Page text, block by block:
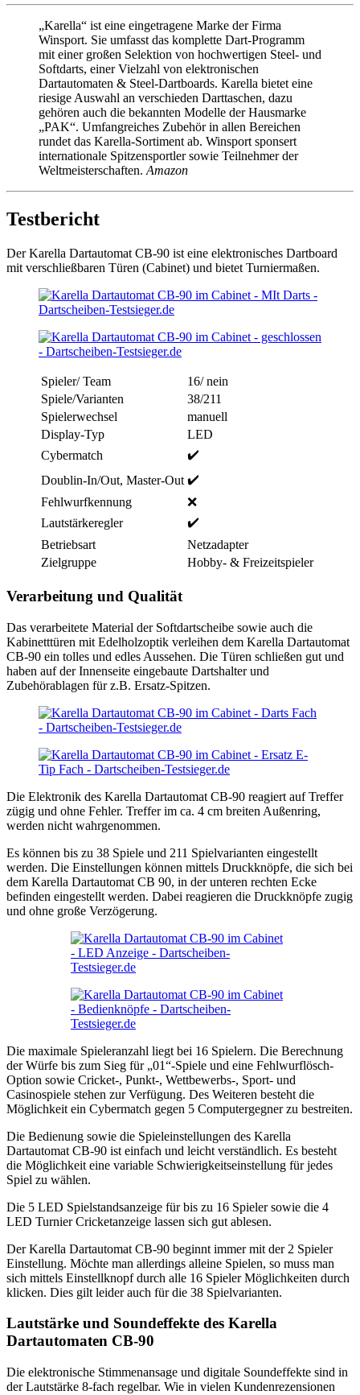
„Karella“ ist eine eingetragene Marke der Firma
Winsport. Sie umfasst das komplette Dart-Programm
mit einer großen Selektion von hochwertigen Steel- und
Softdarts, einer Vielzahl von elektronischen
Dartautomaten & Steel-Dartboards. Karella bietet eine
riesige Auswahl an verschieden Darttaschen, dazu
gehören auch die bekannten Modelle der Hausmarke
„PAK“. Umfangreiches Zubehör in allen Bereichen
rundet das Karella-Sortiment ab. Winsport sponsert
internationale Spitzensportler sowie Teilnehmer der
Weltmeisterschaften. Amazon
Testbericht
Der Karella Dartautomat CB-90 ist eine elektronisches Dartboard
mit verschließbaren Türen (Cabinet) und bietet Turniermaßen.
Spieler/ Team
16/ nein
Spiele/Varianten
38/211
Spielerwechsel
manuell
Display-Typ
LED
Cybermatch
✔️
Doublin-In/Out, Master-Out ✔️
Fehlwurfkennung
❌
Lautstärkeregler
✔️
Betriebsart
Netzadapter
Zielgruppe
Hobby- & Freizeitspieler
Verarbeitung und Qualität
Das verarbeitete Material der Softdartscheibe sowie auch die
Kabinetttüren mit Edelholzoptik verleihen dem Karella Dartautomat
CB-90 ein tolles und edles Aussehen. Die Türen schließen gut und
haben auf der Innenseite eingebaute Dartshalter und
Zubehörablagen für z.B. Ersatz-Spitzen.
Die Elektronik des Karella Dartautomat CB-90 reagiert auf Treffer
zügig und ohne Fehler. Treffer im ca. 4 cm breiten Außenring,
werden nicht wahrgenommen.
Es können bis zu 38 Spiele und 211 Spielvarianten eingestellt
werden. Die Einstellungen können mittels Druckknöpfe, die sich bei
dem Karella Dartautomat CB 90, in der unteren rechten Ecke
befinden eingestellt werden. Dabei reagieren die Druckknöpfe zugig
und ohne große Verzögerung.
Die maximale Spieleranzahl liegt bei 16 Spielern. Die Berechnung
der Würfe bis zum Sieg für „01“-Spiele und eine Fehlwurflösch-
Option sowie Cricket-, Punkt-, Wettbewerbs-, Sport- und
Casinospiele stehen zur Verfügung. Des Weiteren besteht die
Möglichkeit ein Cybermatch gegen 5 Computergegner zu bestreiten.
Die Bedienung sowie die Spieleinstellungen des Karella
Dartautomat CB-90 ist einfach und leicht verständlich. Es besteht
die Möglichkeit eine variable Schwierigkeitseinstellung für jedes
Spiel zu wählen.
Die 5 LED Spielstandsanzeige für bis zu 16 Spieler sowie die 4
LED Turnier Cricketanzeige lassen sich gut ablesen.
Der Karella Dartautomat CB-90 beginnt immer mit der 2 Spieler
Einstellung. Möchte man allerdings alleine Spielen, so muss man
sich mittels Einstellknopf durch alle 16 Spieler Möglichkeiten durch
klicken. Dies gilt leider auch für die 38 Spielvarianten.
Lautstärke und Soundeffekte des Karella
Dartautomaten CB-90
Die elektronische Stimmenansage und digitale Soundeffekte sind in
der Lautstärke 8-fach regelbar. Wie in vielen Kundenrezensionen